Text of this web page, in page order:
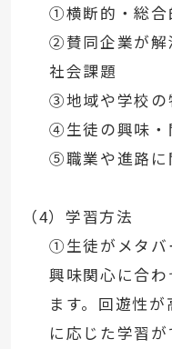
①横断的・総合
②賛同企業が解
社会課題
➂地域や学校の
➃生徒の興味・
➄職業や進路に
（4）学習方法
①生徒がメタバ
興味関心に合
ます。回遊性
に応じた学習が